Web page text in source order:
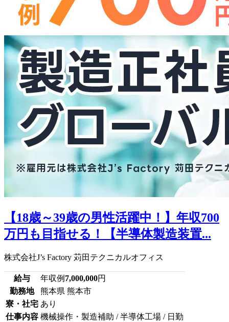
【18歳～39歳の男性活躍中！】年収700
万円も目指せる！【半導体製造装置...
株式会社J’s Factory 苅田テクニカルオフィス
給与 年収例 7,000,000円
勤務地
熊本県 熊本市
寮・社宅 あり
仕事内容 機械操作・製造補助 / 半導体工場 / 日勤